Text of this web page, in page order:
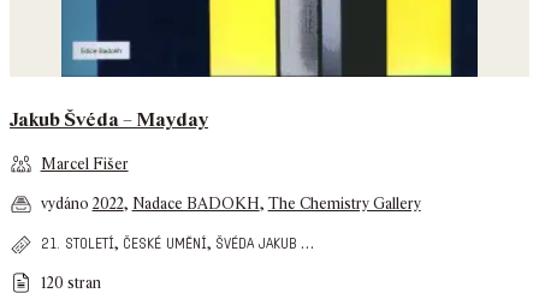
Jakub Švéda – Mayday
Marcel Fišer
vydáno 2022, Nadace BADOKH, The Chemistry Gallery
21. století, české umění, švéda jakub …
120 stran